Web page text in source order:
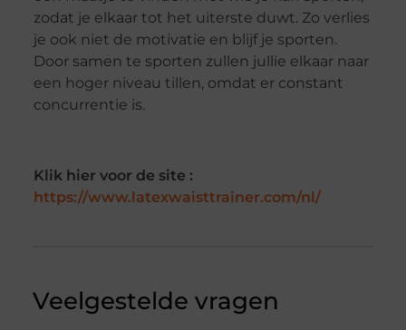
zodat je elkaar tot het uiterste duwt. Zo verlies
je ook niet de motivatie en blijf je sporten.
Door samen te sporten zullen jullie elkaar naar
een hoger niveau tillen, omdat er constant
concurrentie is.
Klik hier voor de site :
https://www.latexwaisttrainer.com/nl/
Veelgestelde vragen